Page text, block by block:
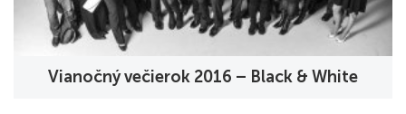
Vianočný večierok 2016 – Black & White